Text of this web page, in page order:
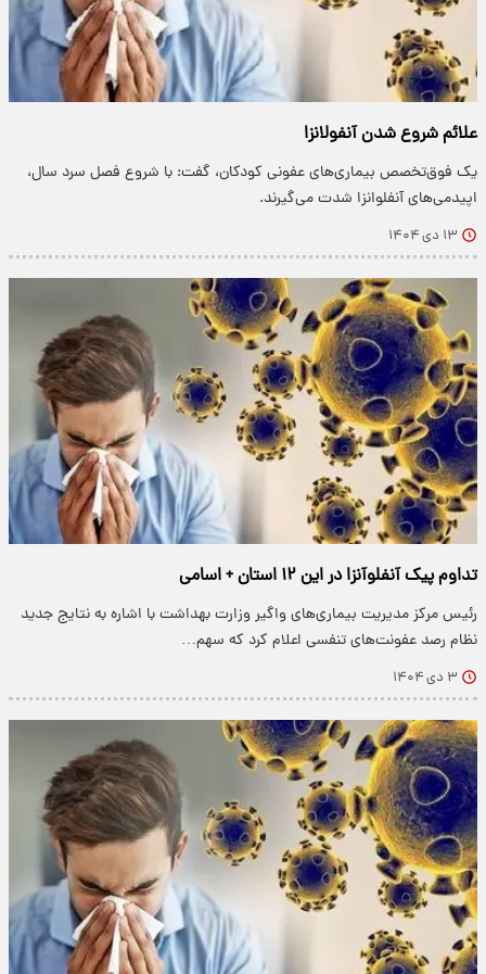
علائم شروع شدن آنفولانزا
یک فوق‌تخصص بیماری‌های عفونی کودکان، گفت: با شروع فصل سرد سال،
اپیدمی‌های آنفلوانزا شدت می‌گیرند.
۱۳ دی ۱۴۰۴
تداوم پیک آنفلوآنزا در این ۱۲ استان‌ + اسامی
رئیس مرکز مدیریت بیماری‌های واگیر وزارت بهداشت با اشاره به نتایج جدید
نظام رصد عفونت‌های تنفسی اعلام کرد که سهم…
۳ دی ۱۴۰۴